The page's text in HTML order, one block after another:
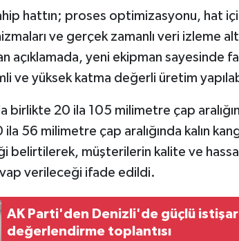
hattın; proses optimizasyonu, hat
ve gerçek zamanlı veri izleme
açıklamada, yeni ekipman sayesinde
ve yüksek katma değerli üretim
birlikte 20 ila 105 milimetre çap
56 milimetre çap aralığında kalın
belirtilerek, müşterilerin kalite ve
verileceği ifade edildi.
AK Parti'den Denizli'de güçlü
değerlendirme toplantısı